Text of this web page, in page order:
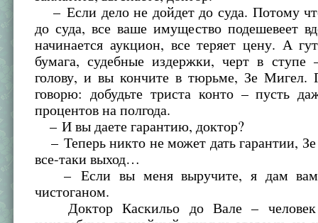
– Если дело не дойдет до суда. Потому
до суда, все ваше имущество подешевеет
начинается аукцион, все теряет цену. А
бумага, судебные издержки, черт в
голову, и вы кончите в тюрьме, Зе Мигел.
говорю: добудьте триста конто – пусть
процентов на полгода.
– И вы даете гарантию, доктор?
– Теперь никто не может дать гарантии,
все-таки выход…
– Если вы меня выручите, я дам вам
чистоганом.
Доктор Каскильо до Вале – человек